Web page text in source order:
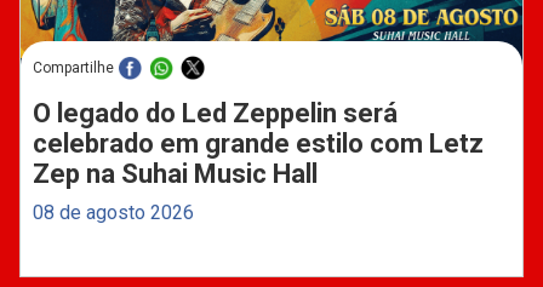
Compartilhe
O legado do Led Zeppelin será
celebrado em grande estilo com Letz
Zep na Suhai Music Hall
08 de agosto 2026